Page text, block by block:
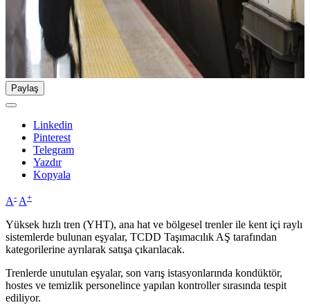
Paylaş
Linkedin
Pinterest
Telegram
Yazdır
Kopyala
A- A+
Yüksek hızlı tren (YHT), ana hat ve bölgesel trenler ile kent içi raylı
sistemlerde bulunan eşyalar, TCDD Taşımacılık AŞ tarafından
kategorilerine ayrılarak satışa çıkarılacak.
Trenlerde unutulan eşyalar, son varış istasyonlarında kondüktör,
hostes ve temizlik personelince yapılan kontroller sırasında tespit
ediliyor.